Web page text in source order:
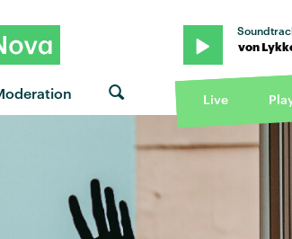
Lykke Li · "Happy now" von Lykke Li ·
Live